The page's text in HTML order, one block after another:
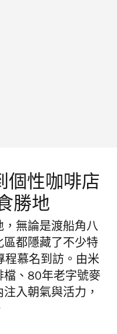
個性咖啡店
勝地
，無論是渡船角八
都隱藏了不少特
程慕名到訪。由米
檔、80年老字號麥
入朝氣與活力，